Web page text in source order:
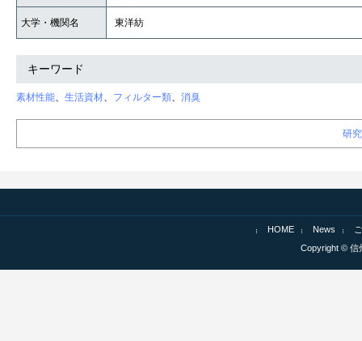
大学・機関名 東洋紡
キーワード
素材性能、 生活資材、 フィルター類、 消臭
研
HOME News
Copyright © 信